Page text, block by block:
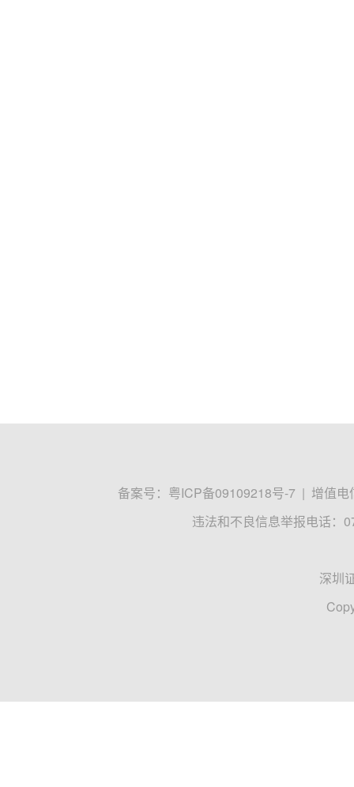
备案号： 粤ICP备09109218号-7 | 增值电
违法和不良信息举报电话：
深圳